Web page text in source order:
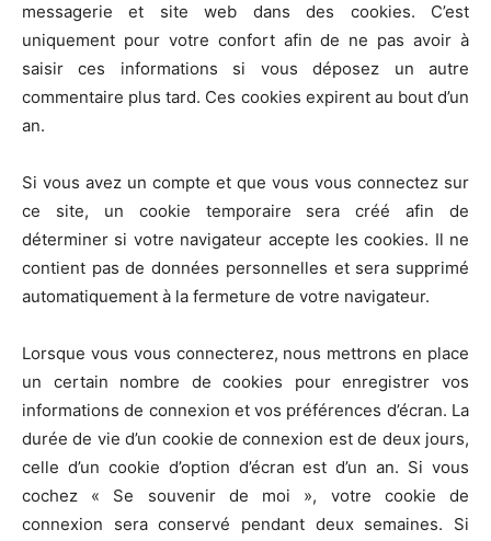
messagerie et site web dans des cookies. C’est
uniquement pour votre confort afin de ne pas avoir à
saisir ces informations si vous déposez un autre
commentaire plus tard. Ces cookies expirent au bout d’un
an.
Si vous avez un compte et que vous vous connectez sur
ce site, un cookie temporaire sera créé afin de
déterminer si votre navigateur accepte les cookies. Il ne
contient pas de données personnelles et sera supprimé
automatiquement à la fermeture de votre navigateur.
Lorsque vous vous connecterez, nous mettrons en place
un certain nombre de cookies pour enregistrer vos
informations de connexion et vos préférences d’écran. La
durée de vie d’un cookie de connexion est de deux jours,
celle d’un cookie d’option d’écran est d’un an. Si vous
cochez « Se souvenir de moi », votre cookie de
connexion sera conservé pendant deux semaines. Si